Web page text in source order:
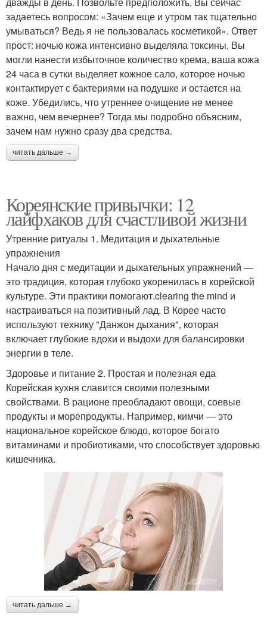
задаетесь вопросом: «Зачем еще и утром так тщательно
умываться? Ведь я не пользовалась косметикой». Ответ
прост: ночью кожа интенсивно выделяла токсины, Вы
могли нанести избыточное количество крема, ваша кожа
24 часа в сутки выделяет кожное сало, которое ночью
контактирует с бактериями на подушке и остается на
коже. Убедились, что утреннее очищение не менее
важно, чем вечернее? Тогда мы подробно объясним,
зачем нам нужно сразу два средства.
читать дальше →
Кореянские привычки: 12
лайфхаков для счастливой жизни
Утренние ритуалы 1. Медитация и дыхательные
упражнения
Начало дня с медитации и дыхательных упражнений —
это традиция, которая глубоко укоренилась в корейской
культуре. Эти практики помогают.clearing the mind и
настраиваться на позитивный лад. В Корее часто
используют технику "Данжон дыхания", которая
включает глубокие вдохи и выдохи для балансировки
энергии в теле.
Здоровье и питание 2. Простая и полезная еда
Корейская кухня славится своими полезными
свойствами. В рационе преобладают овощи, соевые
продукты и морепродукты. Например, кимчи — это
национальное корейское блюдо, которое богато
витаминами и пробиотиками, что способствует здоровью
кишечника.
читать дальше →